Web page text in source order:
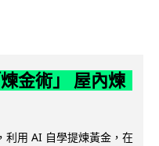
金術」 屋內煉
利用 AI 自學提煉黃金，在